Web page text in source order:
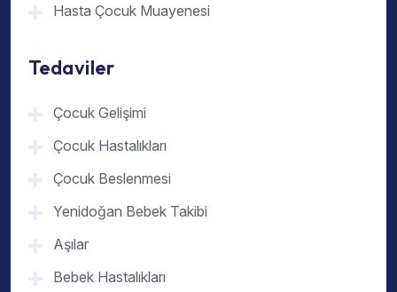
Hasta Çocuk Muayenesi
Tedaviler
Çocuk Gelişimi
Çocuk Hastalıkları
Çocuk Beslenmesi
Yenidoğan Bebek Takibi
Aşılar
Bebek Hastalıkları